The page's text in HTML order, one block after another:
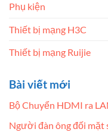
Phụ kiện
Thiết bị mạng H3C
Thiết bị mạng Ruijie
Bài viết mới
Bộ Chuyển HDMI ra
Người đàn ông đối mặt